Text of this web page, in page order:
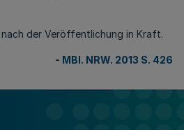
der Veröffentlichung in Kraft.
- MBl. NRW. 2013 S. 426